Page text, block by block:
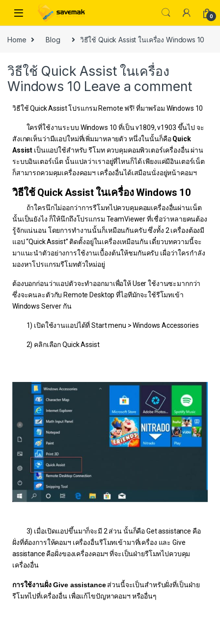
0
Home Blog วิธีใช้ Quick Assist ในเครื่อง Windows 10
วิธีใช้ Quick Assist ในเครื่อง
Windows 10 Leave a comment
วิธีใช้ Quick Assist โปรแกรม Remote ฟรี! ที่มาพร้อม Windows 10
ใครที่ใช้งานระบบ Windows 10 ที่เป็น v1809, v1903 ขึ้นไป จะ
สังเกตเห็นว่ามีแอปใหม่ที่เพิ่มมาหลายตัว หนึ่งในนั้นก็คือQuick
Assist เป็นแอปใช้สำหรับ รีโมท ควบคุมคอมพิวเตอร์เครื่องอื่น ผ่าน
ระบบอินเตอร์เน็ต นั้นแปลว่าเราอยู่ที่ไหนก็ได้ เพียงแค่มีอินเตอร์เน็ต
ก็สามารถควมคุมเครื่องคอมฯ เครื่องอื่นได้เสมือนนั่งอยู่หน้าคอมฯ
วิธีใช้ Quick Assist ในเครื่อง Windows 10
ถ้าใครนึกไม่ออกว่าการรีโมทไปควบคุมคอมเครื่องอื่นผ่านเน็ต
นั้นเป็นยังไง ก็ให้นึกถึงโปรแกรม TeamViewerที่เชื่อว่าหลายคนต้อง
รู้จักแน่นอน โดยการทำงานนั้นก็เหมือนกันครับ ซึ่งทั้ง 2 เครื่องต้องมี
แอป “Quick Assist” ติดตั้งอยู่ในเครื่องเหมือนกัน เดี๋ยวบทความนี้จะ
มาแนะนำตัวอย่างการใช้งานเบื้องต้นให้ชมกันครับ เผื่อว่าใครกำลัง
มองหาโปรแกรมรีโมทตัวใหม่อยู่
ต้องบอกก่อนว่าแอปตัวจะทำออกมาเพื่อให้ User ใช้งานซะมากกว่า
ซึ่งจะคนละตัวกับ Remote Desktop ที่ไอทีมักจะใช้รีโมทเข้า
Windows Server กัน
1) เปิดใช้งานแอปได้ที่ Start menu > Windows Accessories
2) คลิกเลือก QuickAssist
3) เมื่อเปิดแอปขึ้นมาก็จะมี 2 ส่วน นั้นก็คือGet assistance คือ
ฝั่งที่ต้องการให้คอมฯ เครื่องอื่นรีโมทเข้ามาที่เครื่อง และ Give
assistance คือฝั่งของเครื่องคอมฯ ที่จะเป็นฝ่ายรีโมทไปควบคุม
เครื่องอื่น
การใช้งานฝั่งGive assistance ส่วนนี้จะเป็นสำหรับฝั่งที่เป็นฝ่าย
รีโมทไปที่เครื่องอื่น เพื่อแก้ไขปัญหาคอมฯ หรืออื่นๆ